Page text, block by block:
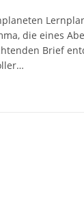
die eines
Brief